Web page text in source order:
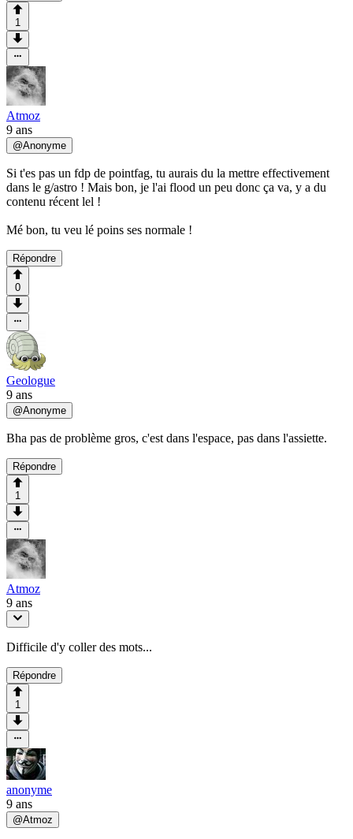
1
Atmoz
9 ans
@Anonyme
Si t'es pas un fdp de pointfag, tu aurais du la mettre effectivement
dans le g/astro ! Mais bon, je l'ai flood un peu donc ça va, y a du
contenu récent lel !
Mé bon, tu veu lé poins ses normale !
Répondre
0
Geologue
9 ans
@Anonyme
Bha pas de problème gros, c'est dans l'espace, pas dans l'assiette.
Répondre
1
Atmoz
9 ans
Difficile d'y coller des mots...
Répondre
1
anonyme
9 ans
@Atmoz